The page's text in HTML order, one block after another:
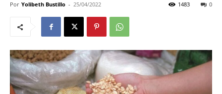
Por Yolibeth Bustillo - 25/04/2022 0
1483